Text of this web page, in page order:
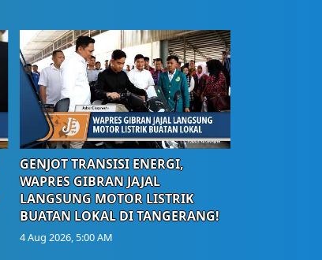
GENJOT TRANSISI ENERGI,
WAPRES GIBRAN JAJAL
LANGSUNG MOTOR LISTRIK
BUATAN LOKAL DI TANGERANG!
4 Aug 2026, 5:00 AM